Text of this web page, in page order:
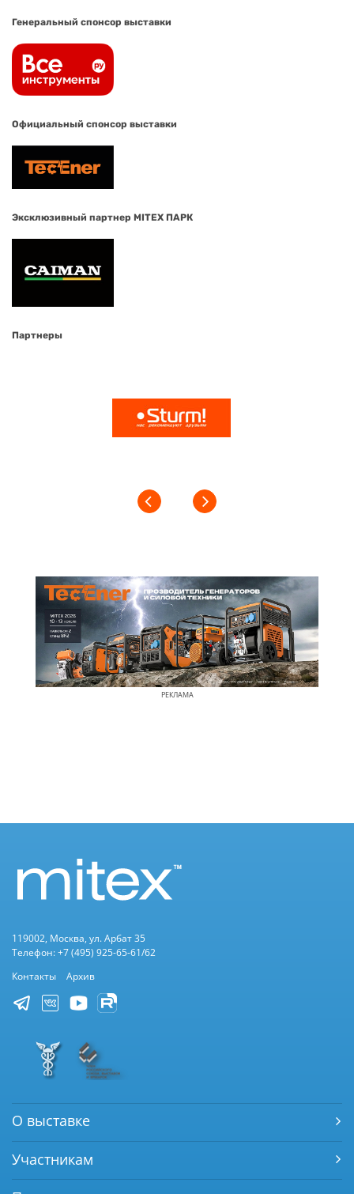
Генеральный спонсор выставки
Официальный спонсор выставки
Эксклюзивный партнер MITEX ПАРК
Партнеры
РЕКЛАМА
119002, Москва, ул. Арбат 35
Телефон: +7 (495) 925-65-61/62
Контакты
Архив
О выставке
Участникам